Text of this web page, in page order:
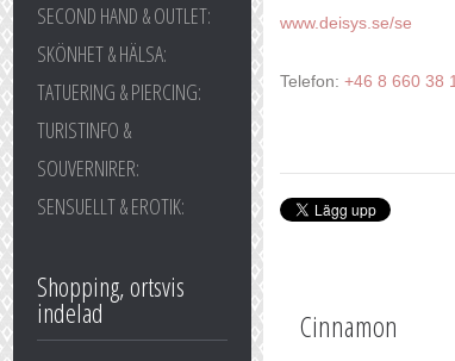
SECOND HAND & OUTLET:
SKÖNHET & HÄLSA:
TATUERING & PIERCING:
TURISTINFO &
SOUVERNIRER:
SENSUELLT & EROTIK:
Shopping, ortsvis
indelad
www.deisys.se/se
Telefon: +46 8 660 38
Cinnamon